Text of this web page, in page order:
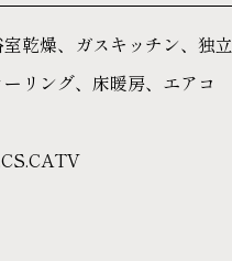
乾燥、ガスキッチン、独立
リング、床暖房、エアコ